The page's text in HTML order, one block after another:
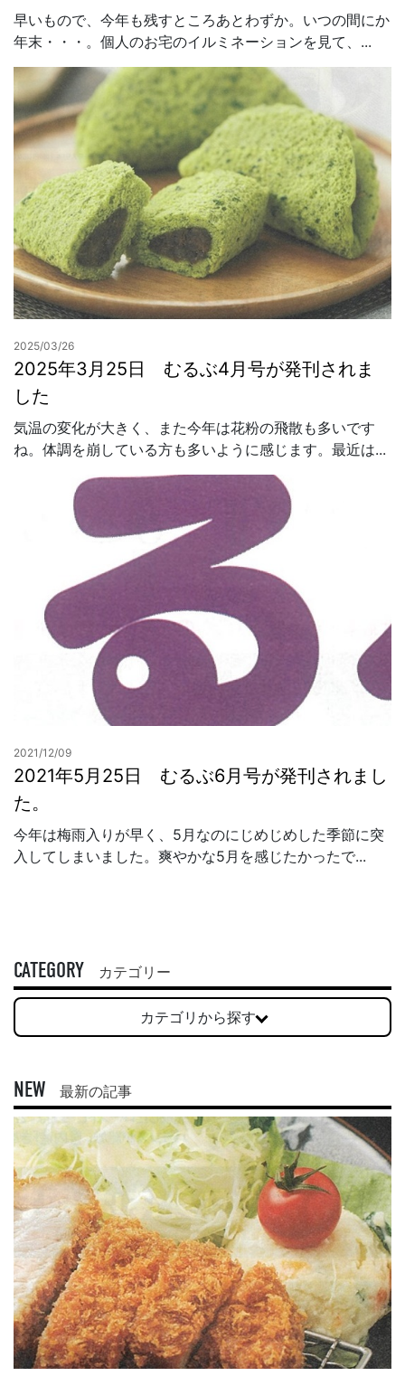
早いもので、今年も残すところあとわずか。いつの間にか
年末・・・。個人のお宅のイルミネーションを見て、...
2025/03/26
2025年3月25日 むるぶ4月号が発刊されま
した
気温の変化が大きく、また今年は花粉の飛散も多いです
ね。体調を崩している方も多いように感じます。最近は...
2021/12/09
2021年5月25日 むるぶ6月号が発刊されまし
た。
今年は梅雨入りが早く、5月なのにじめじめした季節に突
入してしまいました。爽やかな5月を感じたかったで...
CATEGORY カテゴリー
カテゴリから探す
NEW 最新の記事